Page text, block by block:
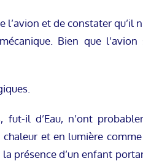
l’avion et de constater qu’il
Bien que
fut-il d’Eau, n’ont
et en lumière
présence d’un enfant